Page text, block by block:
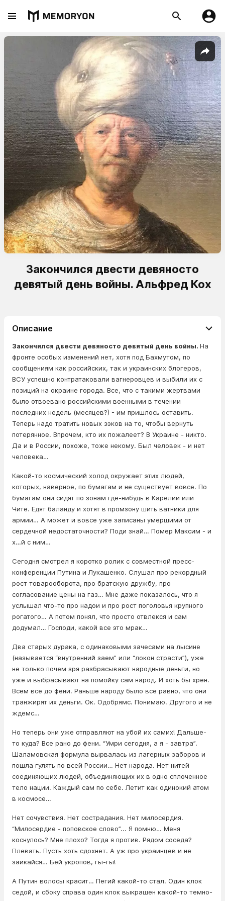
Закончился двести девяносто
девятый день войны. Альфред Кох
Описание
Закончился двести девяносто девятый день войны. На
фронте особых изменений нет, хотя под Бахмутом, по
сообщениям как российских, так и украинских блогеров,
ВСУ успешно контратаковали вагнеровцев и выбили их с
позиций на окраине города. Все, что с такими жертвами
было отвоевано российскими военными в течении
последних недель (месяцев?) - им пришлось оставить.
Теперь надо тратить новых зэков на то, чтобы вернуть
потерянное. Впрочем, кто их пожалеет? В Украине - никто.
Да и в России, похоже, тоже некому. Был человек - и нет
человека…
Какой-то космический холод окружает этих людей,
которых, наверное, по бумагам и не существует вовсе. По
бумагам они сидят по зонам где-нибудь в Карелии или
Чите. Едят баланду и хотят в промзону шить ватники для
армии… А может и вовсе уже записаны умершими от
сердечной недостаточности? Поди знай… Помер Максим - и
х…й с ним…
Сегодня смотрел я коротко ролик с совместной пресс-
конференции Путина и Лукашенко. Слушал про рекордный
рост товарооборота, про братскую дружбу, про
согласование цены на газ… Мне даже показалось, что я
услышал что-то про надои и про рост поголовья крупного
рогатого… А потом понял, что просто отвлекся и сам
додумал… Господи, какой все это мрак…
Два старых дурака, с одинаковыми зачесами на лысине
(называется “внутренний заем” или “локон страсти”), уже
не только почем зря разбрасывают народные деньги, но
уже и выбрасывают на помойку сам народ. И хоть бы хрен.
Всем все до фени. Раньше народу было все равно, что они
транжирят их деньги. Ок. Одобрямс. Понимаю. Другого и не
ждемс…
Но теперь они уже отправляют на убой их самих! Дальше-
то куда? Все рано до фени. “Умри сегодня, а я - завтра”.
Шаламовская формула вырвалась из лагерных заборов и
пошла гулять по всей России… Нет народа. Нет нитей
соединяющих людей, объединяющих их в одно сплоченное
тело нации. Каждый сам по себе. Летит как одинокий атом
в космосе…
Нет сочувствия. Нет сострадания. Нет милосердия.
“Милосердие - поповское слово”... Я помню… Меня
коснулось? Мне плохо? Тогда я против. Рядом соседа?
Плевать. Пусть хоть сдохнет. А уж про украинцев и не
заикайся… Бей укропов, гы-гы!
А Путин волосы красит… Пегий какой-то стал. Один клок
седой, и сбоку справа один клок выкрашен какой-то темно-